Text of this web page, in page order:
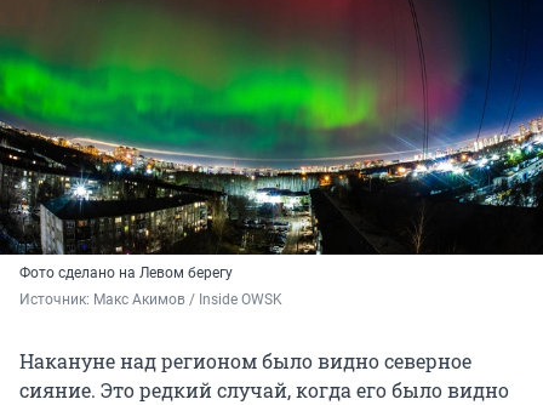
Фото сделано на Левом берегу
Источник: Макс Акимов / Inside OWSK
Накануне над регионом было видно северное
сияние. Это редкий случай, когда его было видно